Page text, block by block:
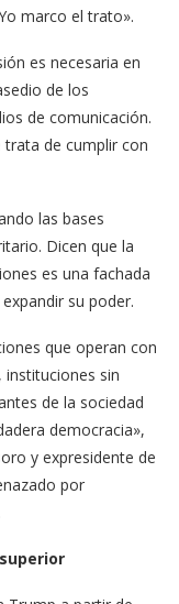
marco el trato».
es necesaria en
de los
de comunicación.
trata de cumplir con
las bases
Dicen que la
es una fachada
su poder.
que operan con
sin
de la sociedad
democracia»,
y expresidente de
por